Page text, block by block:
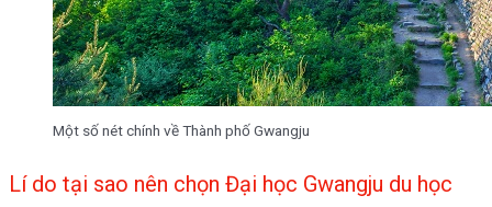
Một số nét chính về Thành phố Gwangju
Lí do tại sao nên chọn Đại học Gwangju du học